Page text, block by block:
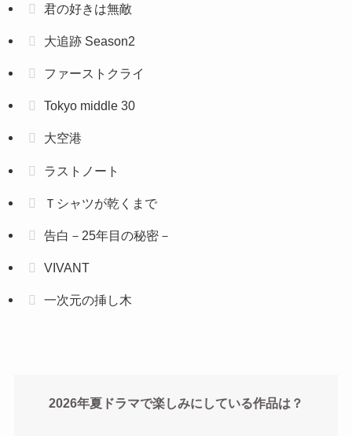
君の好きは無敵
大追跡 Season2
ファーストクライ
Tokyo middle 30
大空港
ラストノート
Ｔシャツが乾くまで
告白－25年目の秘密－
VIVANT
一次元の挿し木
2026年夏ドラマで楽しみにしている作品は？